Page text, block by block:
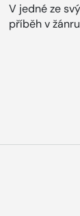
V jedné ze
příběh v